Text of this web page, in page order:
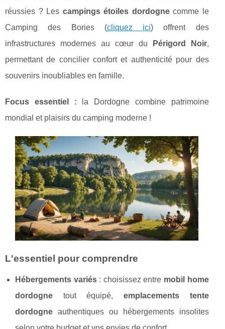
réussies ? Les campings étoiles dordognecomme le
Camping des Bories (cliquez ici) offrent des
infrastructures modernes au cœur du
Périgord Noir,
permettant de concilier confort et authenticité pour des
souvenirs inoubliables en famille.
Focus essentiel : la Dordogne combine patrimoine
mondial et plaisirs du camping moderne !
L'essentiel pour comprendre
Hébergements variés: choisissez entre mobil home
dordogne tout équipé, emplacements tente
dordogne authentiques ou hébergements insolites